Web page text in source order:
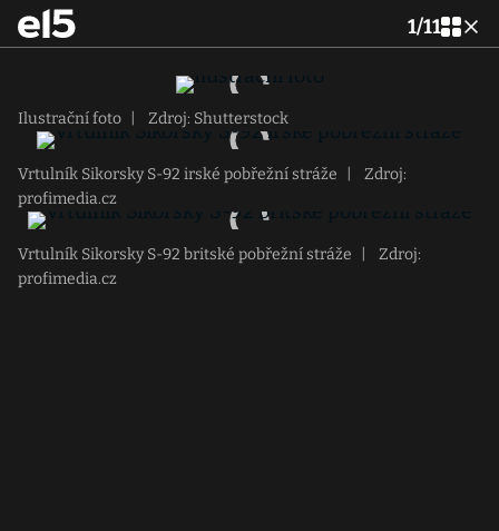
1/11
Ilustrační foto Zdroj: Shutterstock
Vrtulník Sikorsky S-92 irské pobřežní stráže
Zdroj:
profimedia.cz
Vrtulník Sikorsky S-92 britské pobřežní stráže
Zdroj:
profimedia.cz